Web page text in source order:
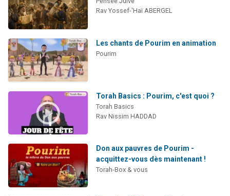
Rav Yossef-'Haï ABERGEL
Les chants de Pourim en animation
Pourim
Torah Basics : Pourim, c'est quoi ?
Torah Basics
Rav Nissim HADDAD
Don aux pauvres de Pourim -
acquittez-vous dès maintenant !
Torah-Box & vous